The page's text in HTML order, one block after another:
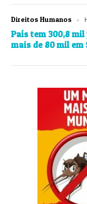
Direitos Humanos
País tem 300,8
mais de 80 mil em